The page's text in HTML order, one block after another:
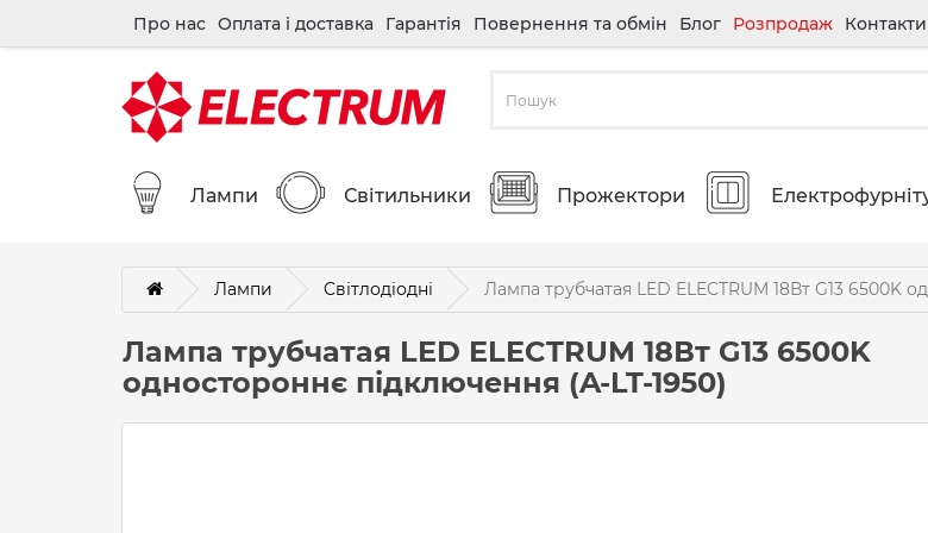
Про нас Оплата і доставка Гарантія Повернення та обмін Блог Розпродаж Контакти
Лампи Світильники Прожектори
Лампи Cвітлодіодні Лампа трубчатая LED ELECTRUM 18Вт G13 6500K
Лампа трубчатая LED ELECTRUM 18Вт G13 6500K
одностороннє підключення (A-LT-1950)